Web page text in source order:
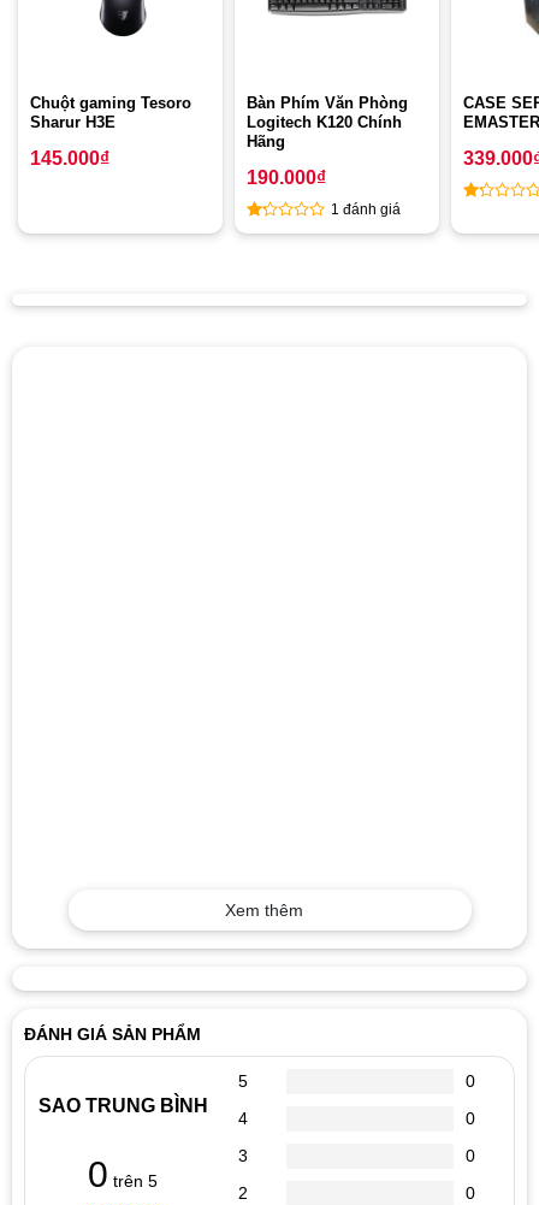
Chuột gaming Tesoro
Sharur H3E
145.000₫
Bàn Phím Văn Phòng
Logitech K120 Chính
Hãng
1
190.000₫
1 đánh giá
CASE
out
339.000
Xem thêm
ĐÁNH GIÁ SẢN PHẨM
SAO TRUNG BÌNH
0 trên 5
5
0
4
0
3
0
2
0